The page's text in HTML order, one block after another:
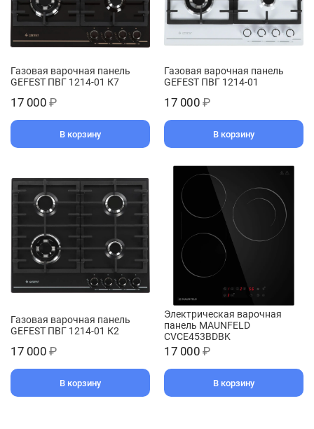
Газовая варочная панель
GEFEST ПВГ 1214-01 К7
17 000 ₽
В корзину
Газовая варочная панель
GEFEST ПВГ 1214-01
17 000 ₽
В корзину
Газовая варочная панель
GEFEST ПВГ 1214-01 К2
17 000 ₽
В корзину
Электрическая варочная
панель MAUNFELD
CVCE453BDBK
17 000 ₽
В корзину